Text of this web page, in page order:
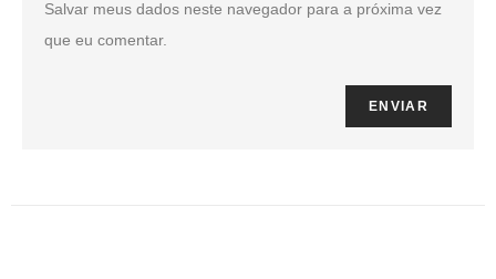
Salvar meus dados neste navegador para a próxima vez
que eu comentar.